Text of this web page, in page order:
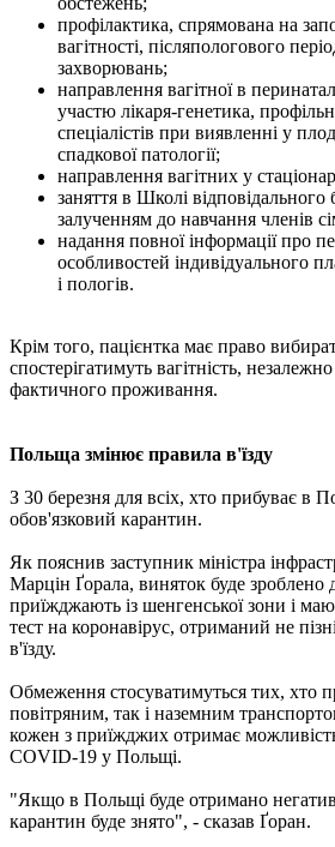
профілактика, спрямована на
вагітності, післяпологового
захворювань;
направлення вагітної в
участю лікаря-генетика,
спеціалістів при виявленні у
спадкової патології;
направлення вагітних у
заняття в Школі відповідального
залученням до навчання членів
надання повної інформації про
особливостей індивідуального
і пологів.
Крім того, пацієнтка має право
спостерігатимуть вагітність,
фактичного проживання.
Польща змінює правила в'їзду
З 30 березня для всіх, хто прибуває в
обов'язковий карантин.
Як пояснив заступник міністра
Марцін Ґорала, виняток буде зроблено
приїжджають із шенгенської зони і
тест на коронавірус, отриманий не
в'їзду.
Обмеження стосуватимуться тих, хто
повітряним, так і наземним
кожен з приїжджих отримає
COVID-19 у Польщі.
"Якщо в Польщі буде отримано
карантин буде знято", - сказав Ґоран.